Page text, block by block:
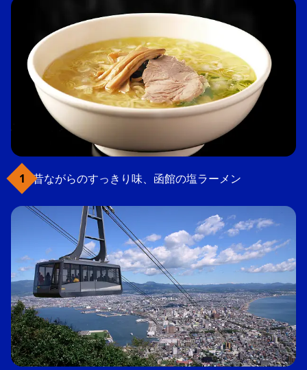
昔ながらのすっきり味、函館の塩ラーメン